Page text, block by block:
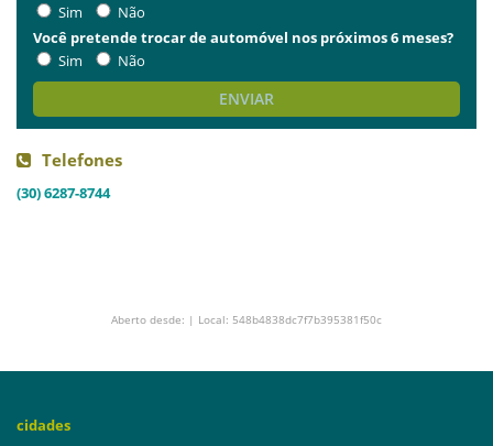
Sim
Não
Você pretende trocar de automóvel nos próximos 6 meses?
Sim
Não
ENVIAR
Telefones
(30) 6287-8744
Aberto desde: | Local: 548b4838dc7f7b395381f50c
cidades